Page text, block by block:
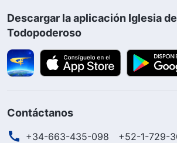
Descargar la aplicación Iglesia
Todopoderoso
Contáctanos
+34-663-435-098
+52-1-729-